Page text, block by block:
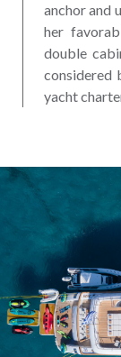
anchor and
her
double
considered
yacht